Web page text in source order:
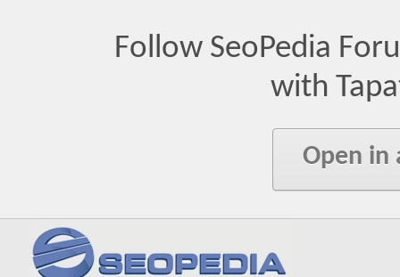
Follow SeoPedia
with
Open in